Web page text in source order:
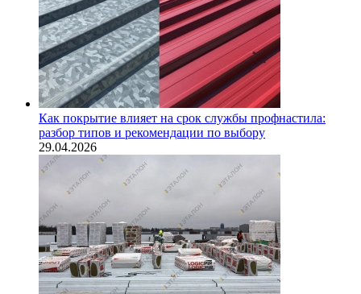
Как покрытие влияет на срок службы профнастила:
разбор типов и рекомендации по выбору
29.04.2026